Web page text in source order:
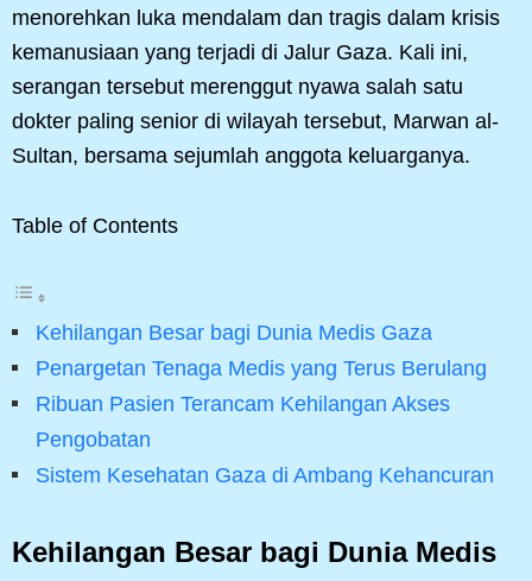
menorehkan luka mendalam dan tragis dalam krisis
kemanusiaan yang terjadi di Jalur Gaza. Kali ini,
serangan tersebut merenggut nyawa salah satu
dokter paling senior di wilayah tersebut, Marwan al-
Sultan, bersama sejumlah anggota keluarganya.
Table of Contents
Kehilangan Besar bagi Dunia Medis Gaza
Penargetan Tenaga Medis yang Terus Berulang
Ribuan Pasien Terancam Kehilangan Akses
Pengobatan
Sistem Kesehatan Gaza di Ambang Kehancuran
Kehilangan Besar bagi Dunia Medis